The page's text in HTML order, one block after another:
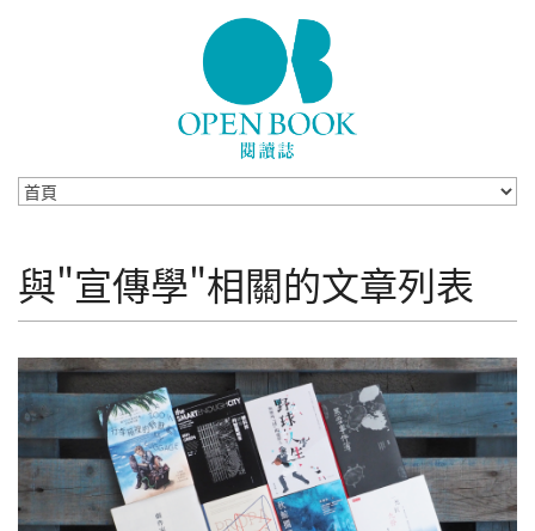
與"宣傳學"相關的文章列表